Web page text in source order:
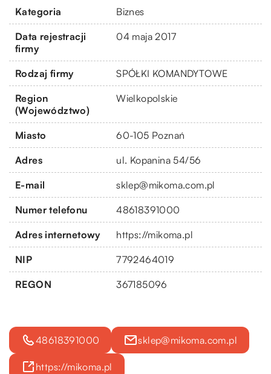
Kategoria Biznes
Data rejestracji
firmy
04 maja 2017
Rodzaj firmy SPÓŁKI KOMANDYTOWE
Region
(Województwo)
Wielkopolskie
Miasto 60-105 Poznań
Adres ul. Kopanina 54/56
E-mail sklep@mikoma.com.pl
Numer telefonu 48618391000
Adres internetowy https://mikoma.pl
NIP 7792464019
REGON 367185096
48618391000 sklep@mikoma.com.pl
https://mikoma.pl